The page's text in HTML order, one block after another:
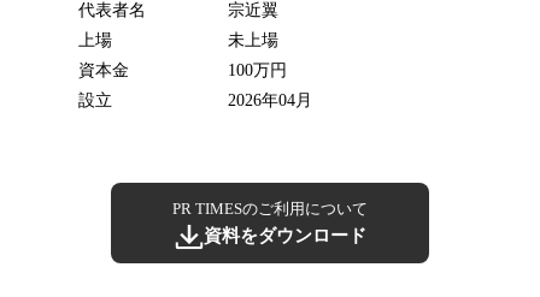
代表者名
宗近翼
上場
未上場
資本金
100万円
設立
2026年04月
PR TIMESのご利用について
資料をダウンロード